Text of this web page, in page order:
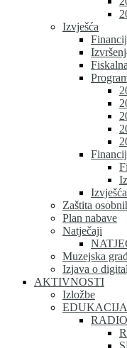
Izvješća
Zaštita
Plan nabave
Natječaji
Muzejska
Izjava o
AKTIVNOSTI
Izložbe
EDUKACIJA